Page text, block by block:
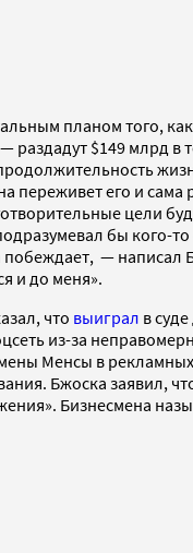
планом того,
$149 млрд в
переживет его и
цели
бы кого-
побеждает, —
и до меня».
что выиграл в
из-за
Менсы в
Бжоска заявил,
Бизнесмена